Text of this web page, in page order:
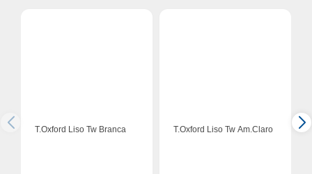
T.Oxford Liso Tw Branca T.Oxford Liso Tw Am.Claro